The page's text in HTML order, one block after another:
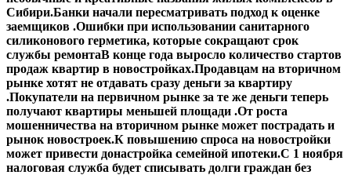
Сибири.Банки начали пересматривать подход к оценке
заемщиков .Ошибки при использовании санитарного
силиконового герметика, которые сокращают срок
службы ремонтаВ конце года выросло количество стартов
продаж квартир в новостройках.Продавцам на вторичном
рынке хотят не отдавать сразу деньги за квартиру
.Покупатели на первичном рынке за те же деньги теперь
получают квартиры меньшей площади .От роста
мошенничества на вторичном рынке может пострадать и
рынок новостроек.К повышению спроса на новостройки
может привести донастройка семейной ипотеки.С 1 ноября
налоговая служба будет списывать долги граждан без